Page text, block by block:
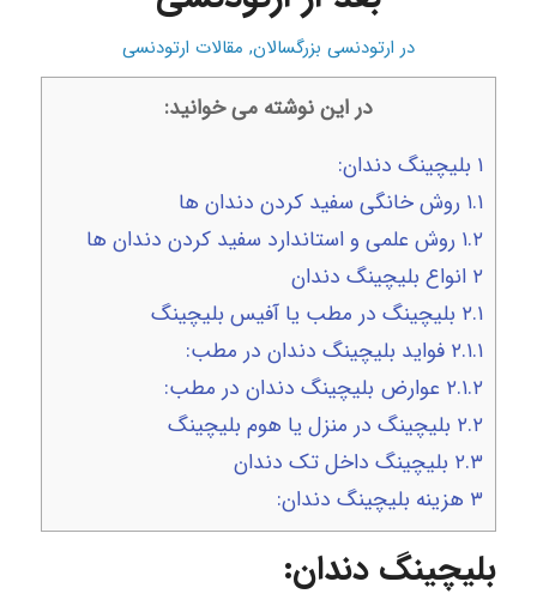
در ارتودنسی بزرگسالان, مقالات ارتودنسی
در این نوشته می خوانید:
۱ بلیچینگ دندان:
۱.۱ روش خانگی سفید کردن دندان ها
۱.۲ روش علمی و استاندارد سفید کردن دندان ها
۲ انواع بلیچینگ دندان
۲.۱ بلیچینگ در مطب یا آفیس بلیچینگ
۲.۱.۱ فواید بلیچینگ دندان در مطب:
۲.۱.۲ عوارض بلیچینگ دندان در مطب:
۲.۲ بلیچینگ در منزل یا هوم بلیچینگ
۲.۳ بلیچینگ داخل تک دندان
۳ هزینه بلیچینگ دندان:
بلیچینگ دندان: